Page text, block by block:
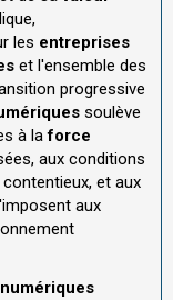
les entreprises
et l'ensemble des
progressive
soulève
à laforce
aux conditions
et aux
aux